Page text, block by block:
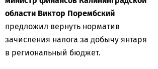
области Виктор Порембский
предложил вернуть норматив
зачисления налога за добычу янтаря
в региональный бюджет.